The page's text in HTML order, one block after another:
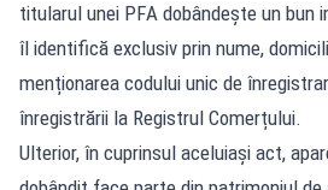
titularul unei PFA dobândește un bun
îl identifică exclusiv prin nume,
menționarea codului unic de
înregistrării la Registrul Comerțului.
Ulterior, în cuprinsul aceluiași act,